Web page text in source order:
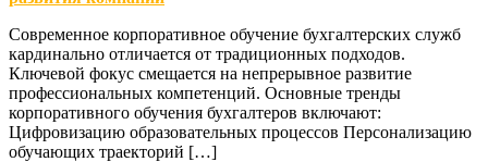
Современное корпоративное обучение бухгалтерских служб
кардинально отличается от традиционных подходов.
Ключевой фокус смещается на непрерывное развитие
профессиональных компетенций. Основные тренды
корпоративного обучения бухгалтеров включают:
Цифровизацию образовательных процессов Персонализацию
обучающих траекторий […]